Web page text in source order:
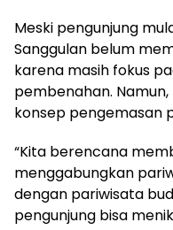
Meski pengunjung
Sanggulan belum
karena masih fokus
pembenahan.
konsep pengemasan
“Kita berencana
menggabungkan
dengan pariwisata
pengunjung bisa